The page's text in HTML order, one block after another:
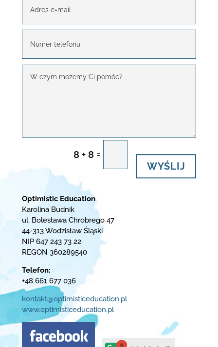
8 + 8 =
WYŚLIJ
Optimistic Education
Karolina Budnik
ul. Bolesława Chrobrego 47
44-313 Wodzisław Śląski
NIP 647 243 73 22
REGON 360289540
Telefon:
+48 661 677 036
kontakt@optimisticeducation.pl
www.optimisticeducation.pl